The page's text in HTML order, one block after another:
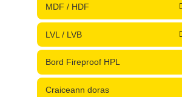
MDF / HDF
LVL / LVB
Bord Fireproof HPL
Craiceann doras